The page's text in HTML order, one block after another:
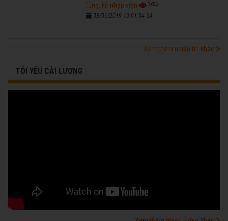
tùng, kẻ nhập viện
7682
03/01/2019 10:01:54 SA
Xem thêm nhiều tin khác
TÔI YÊU CẢI LƯƠNG